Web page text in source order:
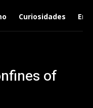
Curiosidades
of